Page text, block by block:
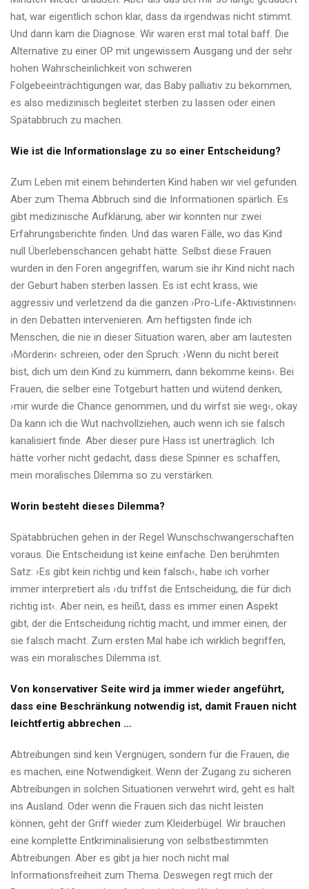
hat, war eigentlich schon klar, dass da irgendwas nicht stimmt.
Und dann kam die Diagnose. Wir waren erst mal total baff. Die
Alternative zu einer OP mit ungewissem Ausgang und der sehr
hohen Wahrscheinlichkeit von schweren
Folgebeeinträchtigungen war, das Baby palliativ zu bekommen,
es also medizinisch begleitet sterben zu lassen oder einen
Spätabbruch zu machen.
Wie ist die Informationslage zu so einer Entscheidung?
Zum Leben mit einem behinderten Kind haben wir viel gefunden.
Aber zum Thema Abbruch sind die Informationen spärlich. Es
gibt medizinische Aufklärung, aber wir konnten nur zwei
Erfahrungsberichte finden. Und das waren Fälle, wo das Kind
null Überlebenschancen gehabt hätte. Selbst diese Frauen
wurden in den Foren angegriffen, warum sie ihr Kind nicht nach
der Geburt haben sterben lassen. Es ist echt krass, wie
aggressiv und verletzend da die ganzen ›Pro-Life-Aktivistinnen‹
in den Debatten intervenieren. Am heftigsten finde ich
Menschen, die nie in dieser Situation waren, aber am lautesten
›Mörderin‹ schreien, oder den Spruch: ›Wenn du nicht bereit
bist, dich um dein Kind zu kümmern, dann bekomme keins‹. Bei
Frauen, die selber eine Totgeburt hatten und wütend denken,
›mir wurde die Chance genommen, und du wirfst sie weg‹, okay.
Da kann ich die Wut nachvollziehen, auch wenn ich sie falsch
kanalisiert finde. Aber dieser pure Hass ist unerträglich. Ich
hätte vorher nicht gedacht, dass diese Spinner es schaffen,
mein moralisches Dilemma so zu verstärken.
Worin besteht dieses Dilemma?
Spätabbrüchen gehen in der Regel Wunschschwangerschaften
voraus. Die Entscheidung ist keine einfache. Den berühmten
Satz: ›Es gibt kein richtig und kein falsch‹, habe ich vorher
immer interpretiert als ›du triffst die Entscheidung, die für dich
richtig ist‹. Aber nein, es heißt, dass es immer einen Aspekt
gibt, der die Entscheidung richtig macht, und immer einen, der
sie falsch macht. Zum ersten Mal habe ich wirklich begriffen,
was ein moralisches Dilemma ist.
Von konservativer Seite wird ja immer wieder angeführt,
dass eine Beschränkung notwendig ist, damit Frauen nicht
leichtfertig abbrechen …
Abtreibungen sind kein Vergnügen, sondern für die Frauen, die
es machen, eine Notwendigkeit. Wenn der Zugang zu sicheren
Abtreibungen in solchen Situationen verwehrt wird, geht es halt
ins Ausland. Oder wenn die Frauen sich das nicht leisten
können, geht der Griff wieder zum Kleiderbügel. Wir brauchen
eine komplette Entkriminalisierung von selbstbestimmten
Abtreibungen. Aber es gibt ja hier noch nicht mal
Informationsfreiheit zum Thema. Deswegen regt mich der